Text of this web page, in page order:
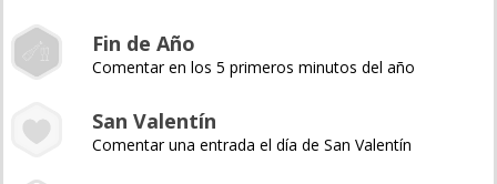
Fin de Año
Comentar en los 5 primeros minutos del año
San Valentín
Comentar una entrada el día de San Valentín